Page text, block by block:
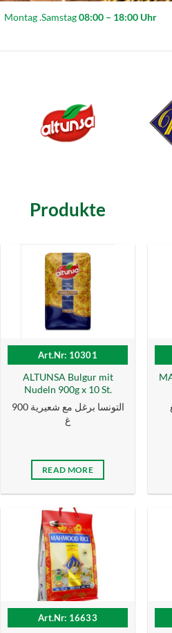
Montag .Samstag08:00 – 18:00 Uhr
Produkte
Art.Nr: 10301
ALTUNSA Bulgur mit
Nudeln 900g x 10 St.
التونسا برغل مع شعيرية 900
غ
READ MORE
Art.Nr: 16633